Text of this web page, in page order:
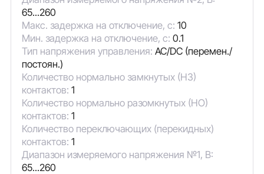
65...260
Макс. задержка на отключение, с: 10
Мин. задержка на отключение, с: 0.1
Тип напряжения управления: AC/DC (перемен./
постоян.)
Количество нормально замкнутых (НЗ)
контактов: 1
Количество нормально разомкнутых (НО)
контактов: 1
Количество переключающих (перекидных)
контактов: 1
Диапазон измеряемого напряжения №1, В:
65...260